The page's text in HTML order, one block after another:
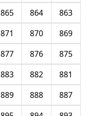
863
864
865
869
870
871
875
876
877
881
882
883
887
888
889